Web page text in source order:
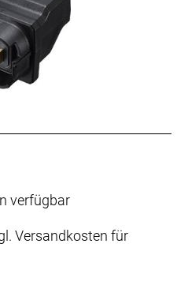
verfügbar
Versandkosten für